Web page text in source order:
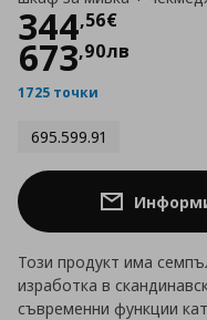
344,56€
Цена
673,90лв
1725 точки
695.599.91
Този продукт има
изработка в
съвременни функции